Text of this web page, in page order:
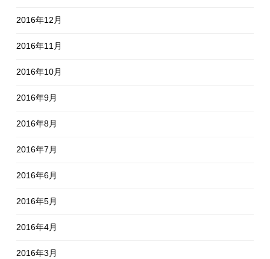
2016年12月
2016年11月
2016年10月
2016年9月
2016年8月
2016年7月
2016年6月
2016年5月
2016年4月
2016年3月